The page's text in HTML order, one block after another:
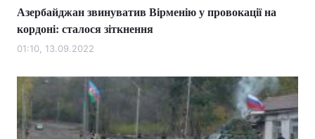
Азербайджан звинуватив Вірменію у провокації на
кордоні: сталося зіткнення
01:10, 13.09.2022